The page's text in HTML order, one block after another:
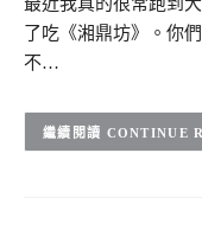
了吃《湘鼎坊》。你
不…
CONTINUE